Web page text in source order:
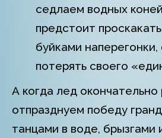
седлаем водных
предстоит
буйками наперегонки,
потерять своего
А когда лед
отпразднуем победу
танцами в воде, брызгами